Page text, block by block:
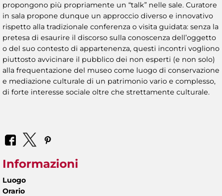
propongono più propriamente un “talk” nelle sale. Curatore
in sala propone dunque un approccio diverso e innovativo
rispetto alla tradizionale conferenza o visita guidata: senza la
pretesa di esaurire il discorso sulla conoscenza dell’oggetto
o del suo contesto di appartenenza, questi incontri vogliono
piuttosto avvicinare il pubblico dei non esperti (e non solo)
alla frequentazione del museo come luogo di conservazione
e mediazione culturale di un patrimonio vario e complesso,
di forte interesse sociale oltre che strettamente culturale.
Informazioni
Luogo
Orario